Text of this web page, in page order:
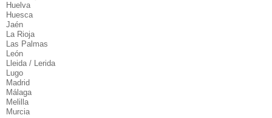
Huelva
Huesca
Jaén
La Rioja
Las Palmas
León
Lleida / Lerida
Lugo
Madrid
Málaga
Melilla
Murcia